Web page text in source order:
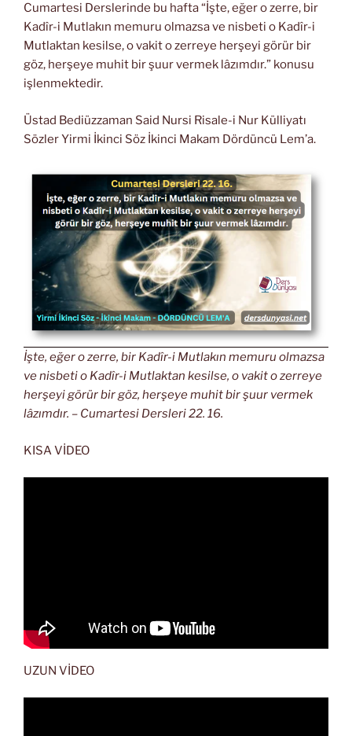
Cumartesi Derslerinde bu hafta “İşte, eğer o zerre, bir
Kadîr-i Mutlakın memuru olmazsa ve nisbeti o Kadîr-i
Mutlaktan kesilse, o vakit o zerreye herşeyi görür bir
göz, herşeye muhit bir şuur vermek lâzımdır.” konusu
işlenmektedir.
Üstad Bediüzzaman Said Nursi Risale-i Nur Külliyatı
Sözler Yirmi İkinci Söz İkinci Makam Dördüncü Lem’a.
İşte, eğer o zerre, bir Kadîr-i Mutlakın memuru olmazsa
ve nisbeti o Kadîr-i Mutlaktan kesilse, o vakit o zerreye
herşeyi görür bir göz, herşeye muhit bir şuur vermek
lâzımdır. – Cumartesi Dersleri 22. 16.
KISA VİDEO
UZUN VİDEO